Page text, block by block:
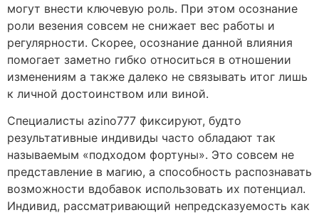
могут внести ключевую роль. При этом осознание
роли везения совсем не снижает вес работы и
регулярности. Скорее, осознание данной влияния
помогает заметно гибко относиться в отношении
изменениям а также далеко не связывать итог лишь
к личной достоинством или виной.
Специалисты azino777 фиксируют, будто
результативные индивиды часто обладают так
называемым «подходом фортуны». Это совсем не
представление в магию, а способность распознавать
возможности вдобавок использовать их потенциал.
Индивид, рассматривающий непредсказуемость как